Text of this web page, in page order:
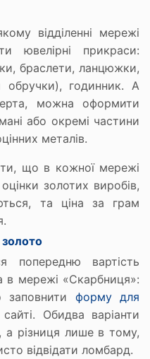
відділенні мережі
ювелірні прикраси:
браслети, ланцюжки,
годинник. А
можна оформити
або окремі частини
металів.
що в кожної мережі
золотих виробів,
та ціна за грам
попередню вартість
в мережі «Скарбниця»:
заповнити форму для
Обидва варіанти
різниця лише в тому,
відвідати ломбард.